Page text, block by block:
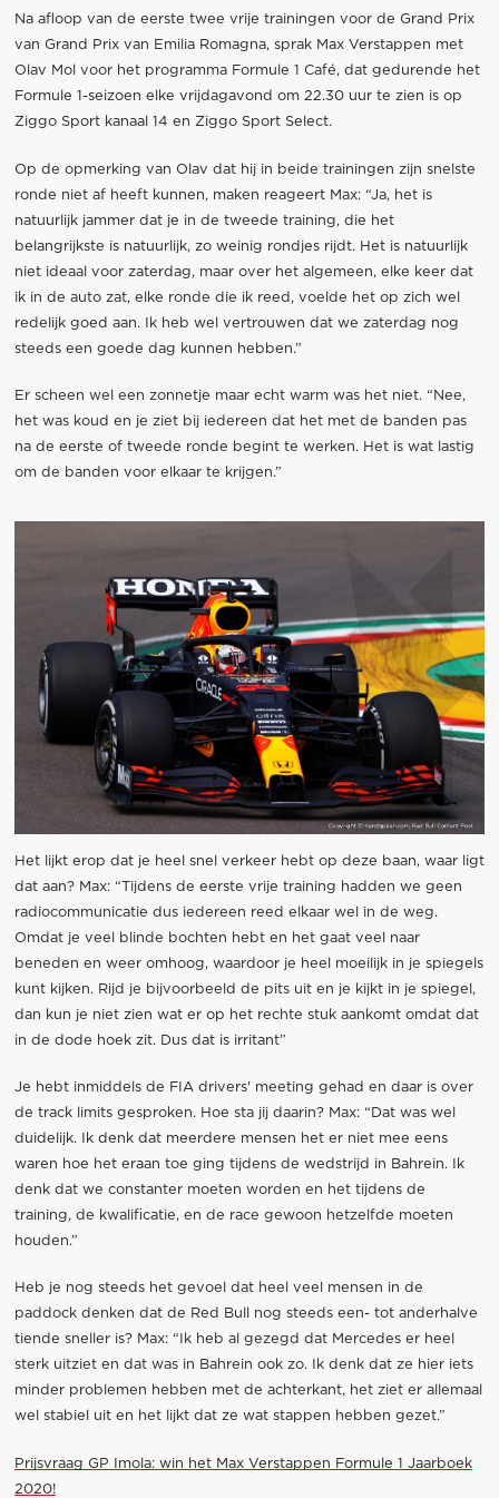
Na afloop van de eerste twee vrije trainingen voor de Grand Prix
van Grand Prix van Emilia Romagna, sprak Max Verstappen met
Olav Mol voor het programma Formule 1 Café, dat gedurende het
Formule 1-seizoen elke vrijdagavond om 22.30 uur te zien is op
Ziggo Sport kanaal 14 en Ziggo Sport Select.
Op de opmerking van Olav dat hij in beide trainingen zijn snelste
ronde niet af heeft kunnen, maken reageert Max: “Ja, het is
natuurlijk jammer dat je in de tweede training, die het
belangrijkste is natuurlijk, zo weinig rondjes rijdt. Het is natuurlijk
niet ideaal voor zaterdag, maar over het algemeen, elke keer dat
ik in de auto zat, elke ronde die ik reed, voelde het op zich wel
redelijk goed aan. Ik heb wel vertrouwen dat we zaterdag nog
steeds een goede dag kunnen hebben.”
Er scheen wel een zonnetje maar echt warm was het niet. “Nee,
het was koud en je ziet bij iedereen dat het met de banden pas
na de eerste of tweede ronde begint te werken. Het is wat lastig
om de banden voor elkaar te krijgen.”
Het lijkt erop dat je heel snel verkeer hebt op deze baan, waar ligt
dat aan? Max: “Tijdens de eerste vrije training hadden we geen
radiocommunicatie dus iedereen reed elkaar wel in de weg.
Omdat je veel blinde bochten hebt en het gaat veel naar
beneden en weer omhoog, waardoor je heel moeilijk in je spiegels
kunt kijken. Rijd je bijvoorbeeld de pits uit en je kijkt in je spiegel,
dan kun je niet zien wat er op het rechte stuk aankomt omdat dat
in de dode hoek zit. Dus dat is irritant”
Je hebt inmiddels de FIA drivers' meeting gehad en daar is over
de track limits gesproken. Hoe sta jij daarin? Max: “Dat was wel
duidelijk. Ik denk dat meerdere mensen het er niet mee eens
waren hoe het eraan toe ging tijdens de wedstrijd in Bahrein. Ik
denk dat we constanter moeten worden en het tijdens de
training, de kwalificatie, en de race gewoon hetzelfde moeten
houden.”
Heb je nog steeds het gevoel dat heel veel mensen in de
paddock denken dat de Red Bull nog steeds een- tot anderhalve
tiende sneller is? Max: “Ik heb al gezegd dat Mercedes er heel
sterk uitziet en dat was in Bahrein ook zo. Ik denk dat ze hier iets
minder problemen hebben met de achterkant, het ziet er allemaal
wel stabiel uit en het lijkt dat ze wat stappen hebben gezet.”
Prijsvraag GP Imola: win het Max Verstappen Formule 1 Jaarboek
2020!